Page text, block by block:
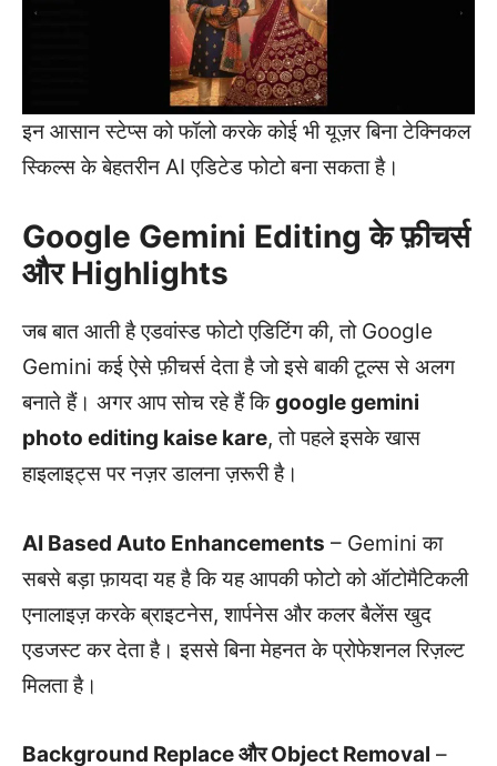
इन आसान स्टेप्स को फॉलो करके कोई भी यूज़र बिना टेक्निकल
स्किल्स के बेहतरीन AI एडिटेड फोटो बना सकता है।
Google Gemini Editing के फ़ीचर्स
और Highlights
जब बात आती है एडवांस्ड फोटो एडिटिंग की, तो Google
Gemini कई ऐसे फ़ीचर्स देता है जो इसे बाकी टूल्स से अलग
बनाते हैं। अगर आप सोच रहे हैं किgoogle gemini
photo editing kaise kare, तो पहले इसके खास
हाइलाइट्स पर नज़र डालना ज़रूरी है।
AI Based Auto Enhancements – Gemini का
सबसे बड़ा फ़ायदा यह है कि यह आपकी फोटो को ऑटोमैटिकली
एनालाइज़ करके ब्राइटनेस, शार्पनेस और कलर बैलेंस खुद
एडजस्ट कर देता है। इससे बिना मेहनत के प्रोफेशनल रिज़ल्ट
मिलता है।
Background Replace और Object Removal –